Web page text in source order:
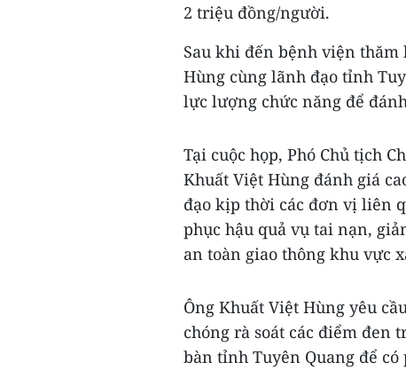
2 triệu đồng/người.
Sau khi đến bệnh viện
Hùng cùng lãnh đạo tỉnh
lực lượng chức năng để
Tại cuộc họp, Phó Chủ tịch
Khuất Việt Hùng đánh giá
đạo kịp thời các đơn vị liên
phục hậu quả vụ tai nạn,
an toàn giao thông khu vực
Ông Khuất Việt Hùng yêu
chóng rà soát các điểm đen
bàn tỉnh Tuyên Quang để